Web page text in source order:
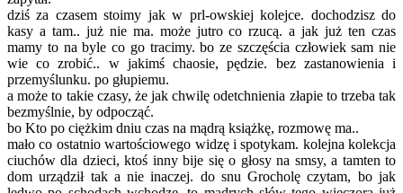
dziś za czasem stoimy jak w prl-owskiej kolejce. dochodzisz do
kasy a tam.. już nie ma. może jutro co rzucą. a jak już ten czas
mamy to na byle co go tracimy. bo ze szczęścia człowiek sam nie
wie co zrobić.. w jakimś chaosie, pędzie. bez zastanowienia i
przemyślunku. po głupiemu.
a może to takie czasy, że jak chwilę odetchnienia złapie to trzeba tak
bezmyślnie, by odpocząć.
bo Kto po ciężkim dniu czas na mądrą książkę, rozmowę ma..
mało co ostatnio wartościowego widzę i spotykam. kolejna kolekcja
ciuchów dla dzieci, ktoś inny bije się o głosy na smsy, a tamten to
dom urządził tak a nie inaczej. do snu Grocholę czytam, bo jak